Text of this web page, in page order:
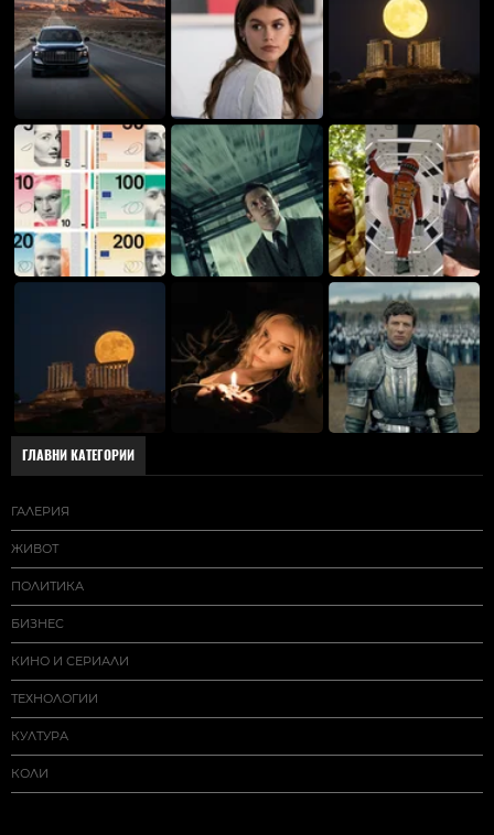
ГЛАВНИ КАТЕГОРИИ
ГАЛЕРИЯ
ЖИВОТ
ПОЛИТИКА
БИЗНЕС
КИНО И СЕРИАЛИ
ТЕХНОЛОГИИ
КУЛТУРА
КОЛИ